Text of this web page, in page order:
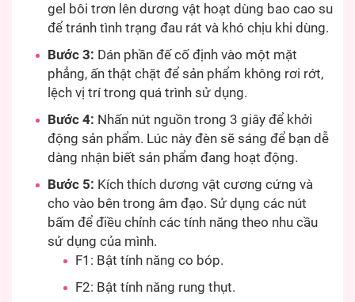
gel bôi trơn lên dương vật hoạt dùng bao cao su
để tránh tình trạng đau rát và khó chịu khi dùng.
Bước 3: Dán phần đế cố định vào một mặt
phẳng, ấn thật chặt để sản phẩm không rơi rớt,
lệch vị trí trong quá trình sử dụng.
Bước 4: Nhấn nút nguồn trong 3 giây để khởi
động sản phẩm. Lúc này đèn sẽ sáng để bạn dễ
dàng nhận biết sản phẩm đang hoạt động.
Bước 5: Kích thích dương vật cương cứng và
cho vào bên trong âm đạo. Sử dụng các nút
bấm để điều chỉnh các tính năng theo nhu cầu
sử dụng của mình.
F1: Bật tính năng co bóp.
F2: Bật tính năng rung thụt.